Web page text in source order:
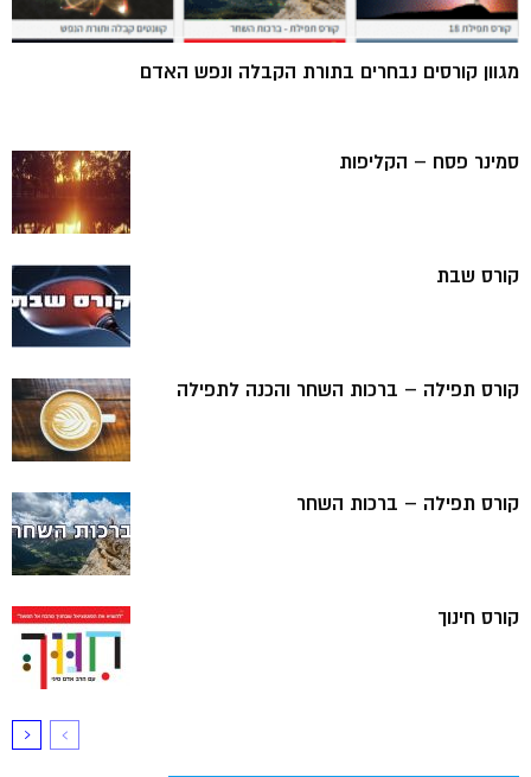
מגוון קורסים נבחרים בתורת הקבלה ונפש האדם
סמינר פסח – הקליפות
קורס שבת
קורס תפילה – ברכות השחר והכנה לתפילה
קורס תפילה – ברכות השחר
קורס חינוך